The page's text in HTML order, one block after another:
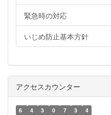
緊急時の対応
いじめ防止基本方針
アクセスカウンター
6 4 3 0 7 3 4